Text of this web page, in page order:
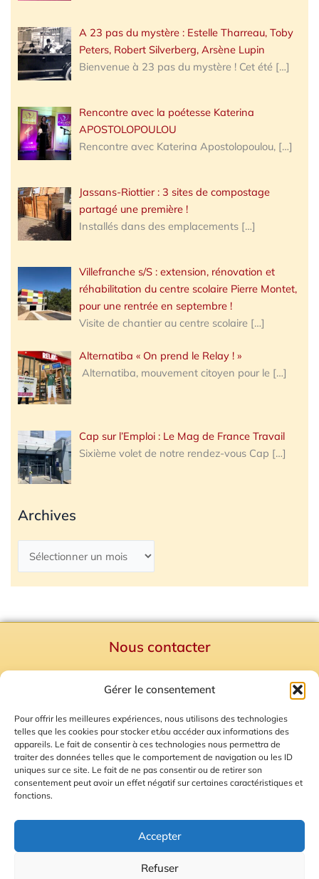
Gérer le consentement
Pour offrir les meilleures expériences, nous utilisons des technologies
telles que les cookies pour stocker et/ou accéder aux informations des
appareils. Le fait de consentir à ces technologies nous permettra de
traiter des données telles que le comportement de navigation ou les ID
uniques sur ce site. Le fait de ne pas consentir ou de retirer son
consentement peut avoir un effet négatif sur certaines caractéristiques et
fonctions.
Accepter
Refuser
A 23 pas du mystère : Estelle Tharreau, Toby
Peters, Robert Silverberg, Arsène Lupin
Bienvenue à 23 pas du mystère ! Cet été […]
Rencontre avec la poétesse Katerina
APOSTOLOPOULOU
Rencontre avec Katerina Apostolopoulou, […]
Jassans-Riottier : 3 sites de compostage
partagé une première !
Installés dans des emplacements […]
Villefranche s/S : extension, rénovation et
réhabilitation du centre scolaire Pierre Montet,
pour une rentrée en septembre !
Visite de chantier au centre scolaire […]
Alternatiba « On prend le Relay ! »
Alternatiba, mouvement citoyen pour le […]
Cap sur l’Emploi : Le Mag de France Travail
Sixième volet de notre rendez-vous Cap […]
Archives
Nous contacter
Mentions Légales
Plan du site
Gestion des Cookies